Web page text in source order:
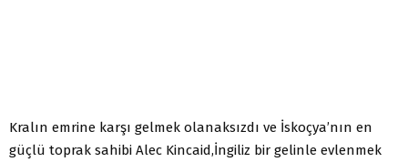
Kralın emrine karşı gelmek olanaksızdı ve İskoçya’nın en
güçlü toprak sahibi Alec Kincaid,İngiliz bir gelinle evlenmek